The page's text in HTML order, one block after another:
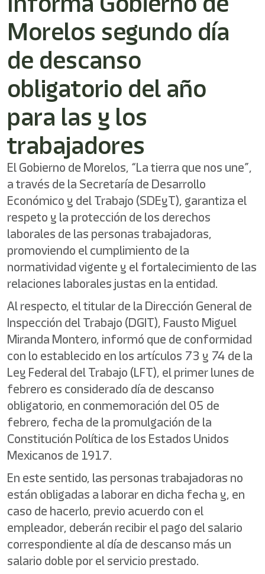
Morelos segundo día
de descanso
obligatorio del año
para las y los
trabajadores
El Gobierno de Morelos, “La tierra que nos une”,
a través de la Secretaría de Desarrollo
Económico y del Trabajo (SDEyT), garantiza el
respeto y la protección de los derechos
laborales de las personas trabajadoras,
promoviendo el cumplimiento de la
normatividad vigente y el fortalecimiento de las
relaciones laborales justas en la entidad.
Al respecto, el titular de la Dirección General de
Inspección del Trabajo (DGIT), Fausto Miguel
Miranda Montero, informó que de conformidad
con lo establecido en los artículos 73 y 74 de la
Ley Federal del Trabajo (LFT), el primer lunes de
febrero es considerado día de descanso
obligatorio, en conmemoración del 05 de
febrero, fecha de la promulgación de la
Constitución Política de los Estados Unidos
Mexicanos de 1917.
En este sentido, las personas trabajadoras no
están obligadas a laborar en dicha fecha y, en
caso de hacerlo, previo acuerdo con el
empleador, deberán recibir el pago del salario
correspondiente al día de descanso más un
salario doble por el servicio prestado.